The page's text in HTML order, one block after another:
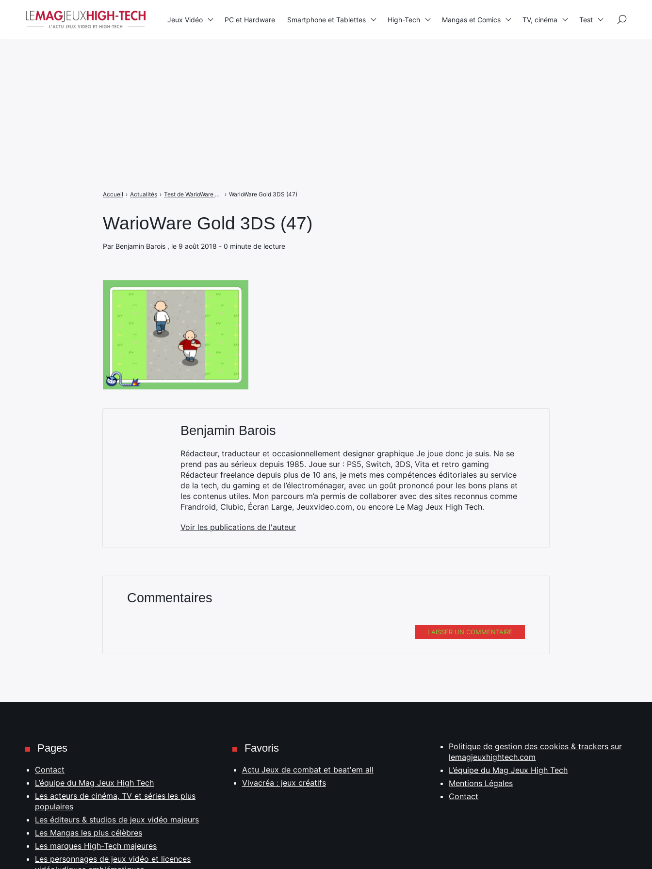
WarioWare Gold 3DS (47)
Par Benjamin Barois , le 9 août 2018 - 0 minute de lecture
Accueil › Actualités › Test de WarioWare Gold : les jeux de mains du vilain sur 3DS › WarioWare Gold 3DS (47)
Benjamin Barois
Rédacteur, traducteur et occasionnellement designer graphique Je joue donc je suis. Ne se
prend pas au sérieux depuis 1985. Joue sur : PS5, Switch, 3DS, Vita et retro gaming
Rédacteur freelance depuis plus de 10 ans, je mets mes compétences éditoriales au service
de la tech, du gaming et de l’électroménager, avec un goût prononcé pour les bons plans et
les contenus utiles. Mon parcours m’a permis de collaborer avec des sites reconnus comme
Frandroid, Clubic, Écran Large, Jeuxvideo.com, ou encore Le Mag Jeux High Tech.
Voir les publications de l'auteur
Commentaires
LAISSER UN COMMENTAIRE
Jeux Vidéo PC et Hardware Smartphone et Tablettes High-Tech Mangas et Comics TV, cinéma Test
Pages
Contact
L’équipe du Mag Jeux High Tech
Les acteurs de cinéma, TV et séries les plus
populaires
Les éditeurs & studios de jeux vidéo majeurs
Les Mangas les plus célèbres
Les marques High-Tech majeures
Les personnages de jeux vidéo et licences
Favoris
Actu Jeux de combat et beat'em all
Vivacréa : jeux créatifs
Politique de gestion des cookies & trackers sur
lemagjeuxhightech.com
L’équipe du Mag Jeux High Tech
Mentions Légales
Contact